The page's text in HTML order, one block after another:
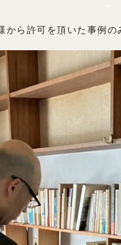
から許可を頂いた事例の